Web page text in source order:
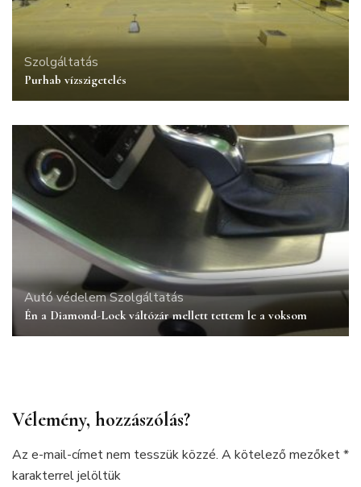
Szolgáltatás
Purhab vízszigetelés
Autó védelemSzolgáltatás
Én a Diamond-Lock váltózár mellett tettem le a voksom
Vélemény, hozzászólás?
Az e-mail-címet nem tesszük közzé. A kötelező mezőket*
karakterrel jelöltük